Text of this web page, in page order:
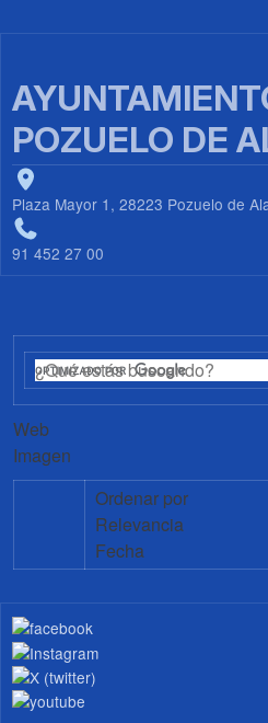
POZUELO DE
Plaza Mayor 1, 28223 Pozuelo de
91 452 27 00
Web
Imagen
Ordenar por
Relevancia
Fecha